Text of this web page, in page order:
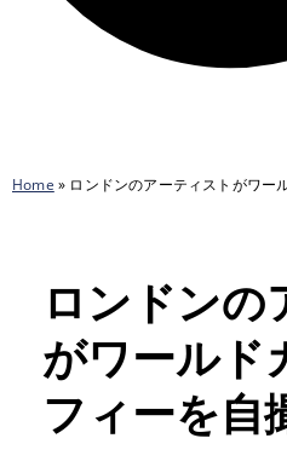
Home » ロンドンのアーティストがワー
ロンドンの
がワールド
フィーを自